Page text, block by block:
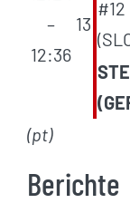
–
12:36
13
#12
(pt)
Berichte